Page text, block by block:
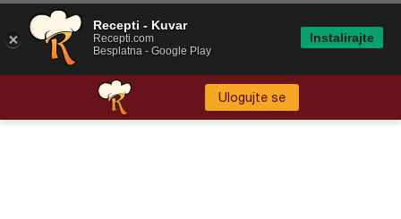
Ulogujte se
Recepti - Kuvar
Recepti.com
Besplatna - Google Play
Instalirajte